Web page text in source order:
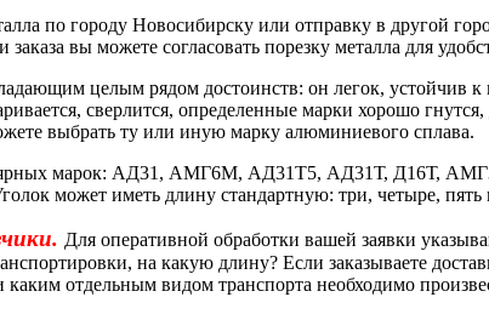
по городу Новосибирску или отправку в другой
вы можете согласовать порезку металла для
целым рядом достоинств: он легок, устойчив
сверлится, определенные марки хорошо
выбрать ту или иную марку алюминиевого сплава.
марок: АД31, АМГ6М, АД31Т5, АД31Т, Д16Т,
может иметь длину стандартную: три, четыре,
Для оперативной обработки вашей заявки
на какую длину? Если заказываете
отдельным видом транспорта необходимо